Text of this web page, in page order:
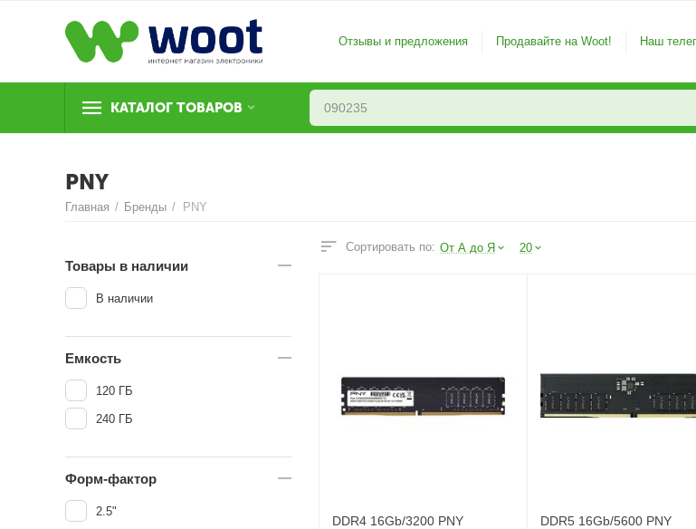
Отзывы и предложения Продавайте на Woot! Наш
КАТАЛОГ ТОВАРОВ
PNY
Главная / Бренды / PNY
Сортировать по: От А до Я 20
DDR4 16Gb/3200 PNY DDR5 16Gb/5600 PNY
Товары в наличии
В наличии
Емкость
120 ГБ
240 ГБ
Форм-фактор
2.5"